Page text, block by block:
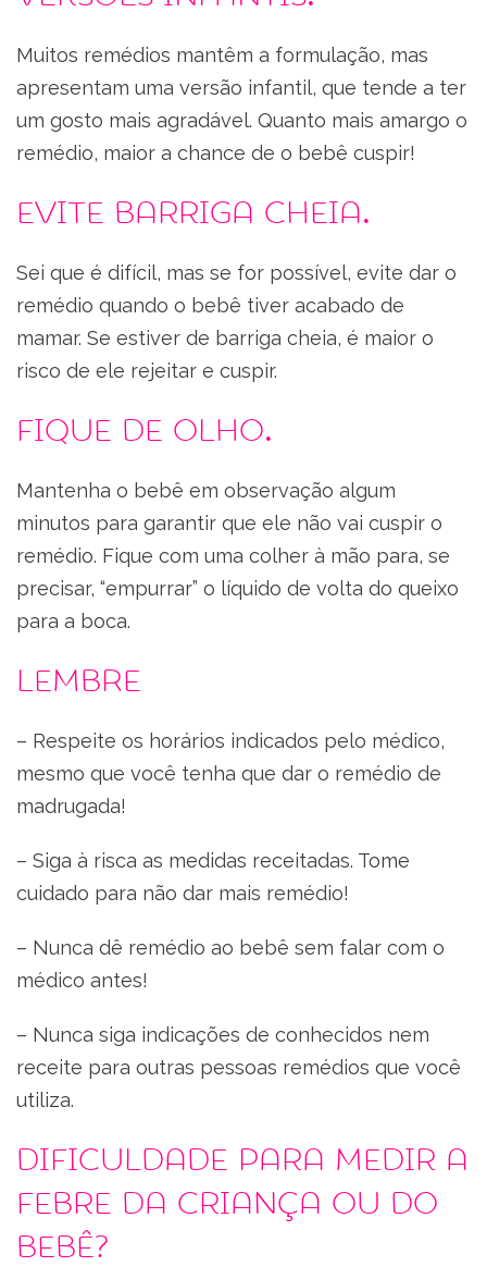
Muitos remédios mantêm a formulação, mas
apresentam uma versão infantil, que tende a ter
um gosto mais agradável. Quanto mais amargo o
remédio, maior a chance de o bebê cuspir!
Evite barriga cheia.
Sei que é difícil, mas se for possível, evite dar o
remédio quando o bebê tiver acabado de
mamar. Se estiver de barriga cheia, é maior o
risco de ele rejeitar e cuspir.
Fique de olho.
Mantenha o bebê em observação algum
minutos para garantir que ele não vai cuspir o
remédio. Fique com uma colher à mão para, se
precisar, “empurrar” o líquido de volta do queixo
para a boca.
LEMBRE
– Respeite os horários indicados pelo médico,
mesmo que você tenha que dar o remédio de
madrugada!
– Siga à risca as medidas receitadas. Tome
cuidado para não dar mais remédio!
– Nunca dê remédio ao bebê sem falar com o
médico antes!
– Nunca siga indicações de conhecidos nem
receite para outras pessoas remédios que você
utiliza.
Dificuldade para medir a
febre da criança ou do
bebê?